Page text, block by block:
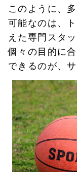
このように、
可能なのは、
えた専門スタ
個々の目的に
できるのが、